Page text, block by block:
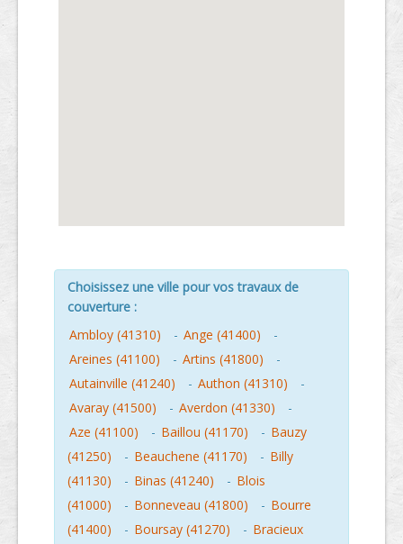
Choisissez une ville pour vos travaux de
couverture :
Ambloy (41310)
- Ange (41400)
-
Areines (41100)
- Artins (41800)
-
Autainville (41240)
- Authon (41310)
-
Avaray (41500)
- Averdon (41330)
-
Aze (41100)
- Baillou (41170) - Bauzy
(41250)
- Beauchene (41170) - Billy
(41130)
- Binas (41240) - Blois
(41000)
- Bonneveau (41800) - Bourre
(41400)
- Boursay (41270) - Bracieux